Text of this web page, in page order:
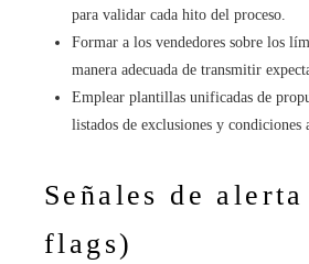
para validar cada hito del proceso.
Formar a los vendedores sobre los
manera adecuada de transmitir
Emplear plantillas unificadas de
listados de exclusiones y condiciones
Señales de
flags)